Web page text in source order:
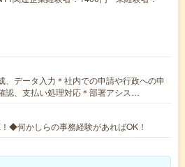
、データ入力＊社内での申請や行政への申
認、支払い処理対応＊部署アシス…
◆何かしらの事務経験があればOK！